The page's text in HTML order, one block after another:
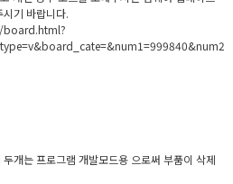
기 바랍니다.
개는 프로그램 개발모드용 으로써 부품이 삭제